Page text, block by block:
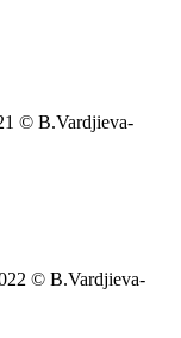
© B.Vardjieva-
© B.Vardjieva-